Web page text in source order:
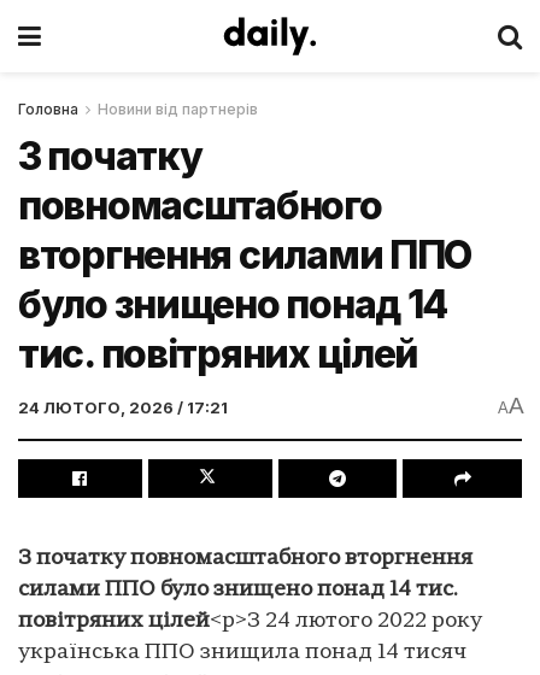
Головна Новини від партнерів
З початку
повномасштабного
вторгнення силами ППО
було знищено понад 14
тис. повітряних цілей
24 ЛЮТОГО, 2026 / 17:21 AA
З початку повномасштабного вторгнення
силами ППО було знищено понад 14 тис.
повітряних цілей<p>З 24 лютого 2022 року
українська ППО знищила понад 14 тисяч